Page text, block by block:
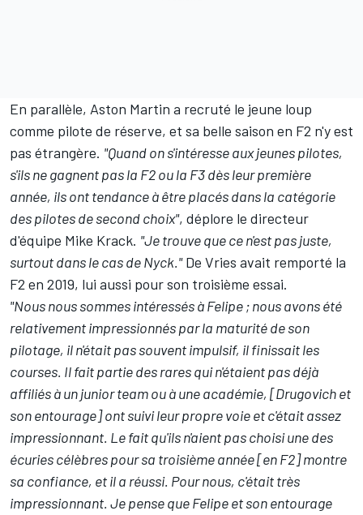
En parallèle, Aston Martin a recruté le jeune loup
comme pilote de réserve, et sa belle saison en F2 n'y est
pas étrangère. "Quand on s'intéresse aux jeunes pilotes,
s'ils ne gagnent pas la F2 ou la F3 dès leur première
année, ils ont tendance à être placés dans la catégorie
des pilotes de second choix", déplore le directeur
d'équipe Mike Krack. "Je trouve que ce n'est pas juste,
surtout dans le cas de Nyck."De Vries avait remporté la
F2 en 2019, lui aussi pour son troisième essai.
"Nous nous sommes intéressés à Felipe ; nous avons été
relativement impressionnés par la maturité de son
pilotage, il n'était pas souvent impulsif, il finissait les
courses. Il fait partie des rares qui n'étaient pas déjà
affiliés à un junior team ou à une académie, [Drugovich et
son entourage] ont suivi leur propre voie et c'était assez
impressionnant. Le fait qu'ils n'aient pas choisi une des
écuries célèbres pour sa troisième année [en F2] montre
sa confiance, et il a réussi. Pour nous, c'était très
impressionnant. Je pense que Felipe et son entourage